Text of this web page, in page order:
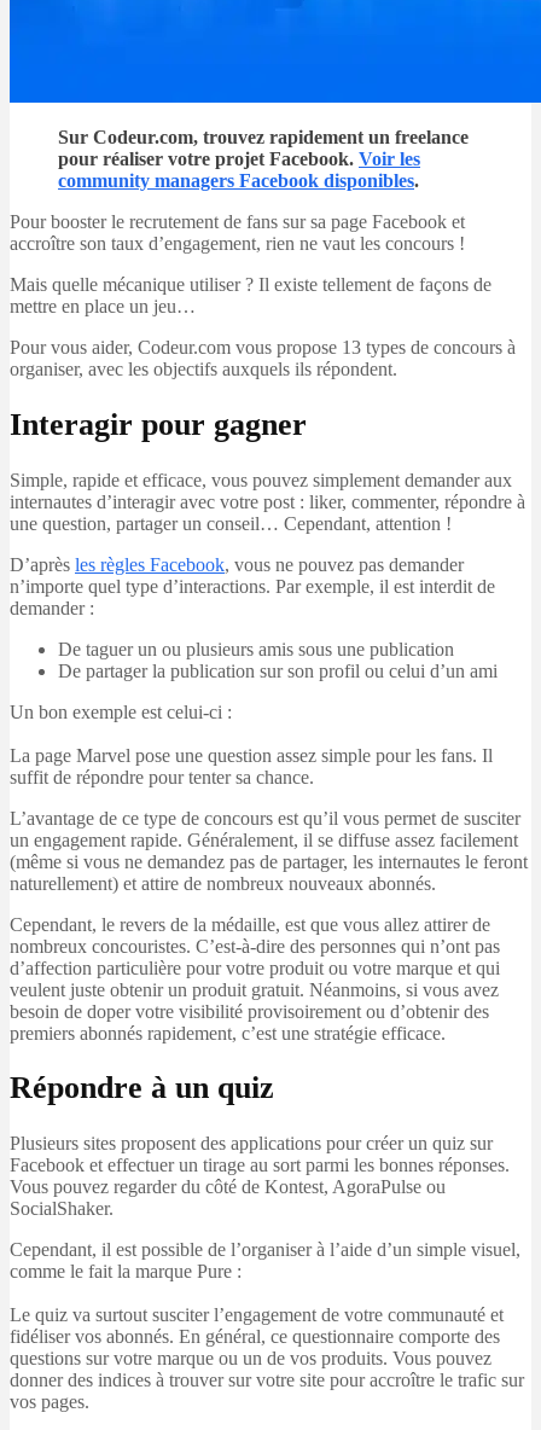
Sur Codeur.com, trouvez rapidement un freelance
pour réaliser votre projet Facebook. Voir les
community managers Facebook disponibles.
Pour booster le recrutement de fans sur sa page Facebook et
accroître son taux d’engagement, rien ne vaut les concours !
Mais quelle mécanique utiliser ? Il existe tellement de façons de
mettre en place un jeu…
Pour vous aider, Codeur.com vous propose 13 types de concours à
organiser, avec les objectifs auxquels ils répondent.
Interagir pour gagner
Simple, rapide et efficace, vous pouvez simplement demander aux
internautes d’interagir avec votre post : liker, commenter, répondre à
une question, partager un conseil… Cependant, attention !
D’après les règles Facebook, vous ne pouvez pas demander
n’importe quel type d’interactions. Par exemple, il est interdit de
demander :
De taguer un ou plusieurs amis sous une publication
De partager la publication sur son profil ou celui d’un ami
Un bon exemple est celui-ci :
La page Marvel pose une question assez simple pour les fans. Il
suffit de répondre pour tenter sa chance.
L’avantage de ce type de concours est qu’il vous permet de susciter
un engagement rapide. Généralement, il se diffuse assez facilement
(même si vous ne demandez pas de partager, les internautes le feront
naturellement) et attire de nombreux nouveaux abonnés.
Cependant, le revers de la médaille, est que vous allez attirer de
nombreux concouristes. C’est-à-dire des personnes qui n’ont pas
d’affection particulière pour votre produit ou votre marque et qui
veulent juste obtenir un produit gratuit. Néanmoins, si vous avez
besoin de doper votre visibilité provisoirement ou d’obtenir des
premiers abonnés rapidement, c’est une stratégie efficace.
Répondre à un quiz
Plusieurs sites proposent des applications pour créer un quiz sur
Facebook et effectuer un tirage au sort parmi les bonnes réponses.
Vous pouvez regarder du côté de Kontest, AgoraPulse ou
SocialShaker.
Cependant, il est possible de l’organiser à l’aide d’un simple visuel,
comme le fait la marque Pure :
Le quiz va surtout susciter l’engagement de votre communauté et
fidéliser vos abonnés. En général, ce questionnaire comporte des
questions sur votre marque ou un de vos produits. Vous pouvez
donner des indices à trouver sur votre site pour accroître le trafic sur
vos pages.